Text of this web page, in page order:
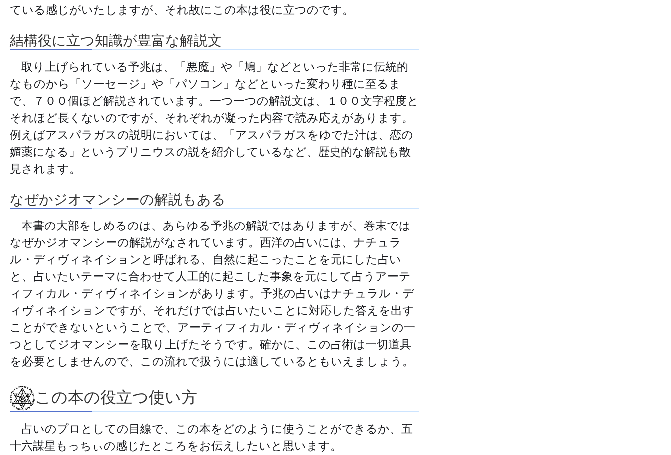
ている感じがいたしますが、それ故にこの本は役に立つのです。
結構役に立つ知識が豊富な解説文
取り上げられている予兆は、「悪魔」や「鳩」などといった非常に伝統的
なものから「ソーセージ」や「パソコン」などといった変わり種に至るま
で、７００個ほど解説されています。一つ一つの解説文は、１００文字程度と
それほど長くないのですが、それぞれが凝った内容で読み応えがあります。
例えばアスパラガスの説明においては、「アスパラガスをゆでた汁は、恋の
媚薬になる」というプリニウスの説を紹介しているなど、歴史的な解説も散
見されます。
なぜかジオマンシーの解説もある
本書の大部をしめるのは、あらゆる予兆の解説ではありますが、巻末では
なぜかジオマンシーの解説がなされています。西洋の占いには、ナチュラ
ル・ディヴィネイションと呼ばれる、自然に起こったことを元にした占い
と、占いたいテーマに合わせて人工的に起こした事象を元にして占うアーテ
ィフィカル・ディヴィネイションがあります。予兆の占いはナチュラル・デ
ィヴィネイションですが、それだけでは占いたいことに対応した答えを出す
ことができないということで、アーティフィカル・ディヴィネイションの一
つとしてジオマンシーを取り上げたそうです。確かに、この占術は一切道具
を必要としませんので、この流れで扱うには適しているともいえましょう。
この本の役立つ使い方
占いのプロとしての目線で、この本をどのように使うことができるか、五
十六謀星もっちぃの感じたところをお伝えしたいと思います。